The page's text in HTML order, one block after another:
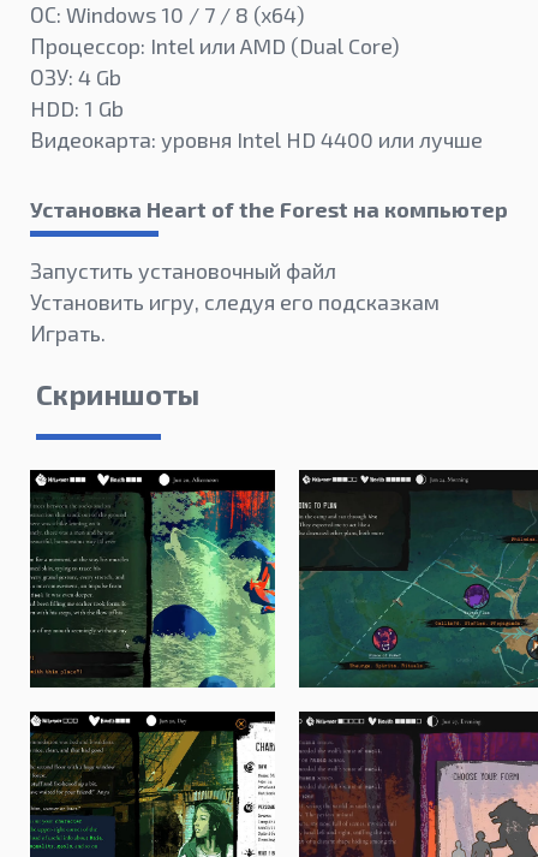
ОС: Windows 10 / 7 / 8 (x64)
Процессор: Intel или AMD (Dual Core)
ОЗУ: 4 Gb
HDD: 1 Gb
Видеокарта: уровня Intel HD 4400 или лучше
Установка Heart of the Forest на компьютер
Запустить установочный файл
Установить игру, следуя его подсказкам
Играть.
Скриншоты